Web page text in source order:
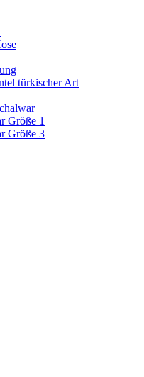
türkischer Art
Größe 1
Größe 3